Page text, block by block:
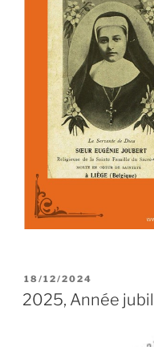
PUBLIÉ
LE
18/12/2024
2025, Année